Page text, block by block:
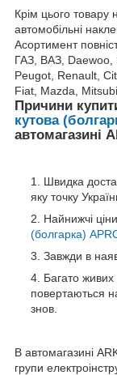
Крім цього товару
автомобільні
Асортимент
ГАЗ, ВАЗ, Daewoo,
Peugot, Renault,
Fiat, Mazda,
Причини
кутова
автомагазині
Швидка
яку точку
Найнижчі
(болгарка)
Завжди в
Багато живих
повертаються
знов.
В автомагазині
групи